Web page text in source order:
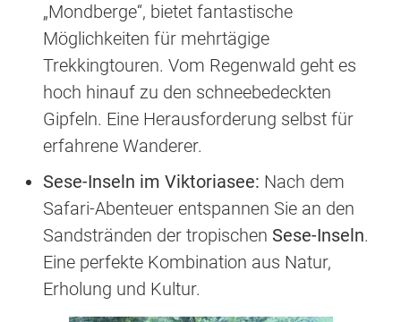
„Mondberge“, bietet fantastische
Möglichkeiten für mehrtägige
Trekkingtouren. Vom Regenwald geht es
hoch hinauf zu den schneebedeckten
Gipfeln. Eine Herausforderung selbst für
erfahrene Wanderer.
Sese-Inseln im Viktoriasee: Nach dem
Safari-Abenteuer entspannen Sie an den
Sandstränden der tropischen Sese-Inseln.
Eine perfekte Kombination aus Natur,
Erholung und Kultur.